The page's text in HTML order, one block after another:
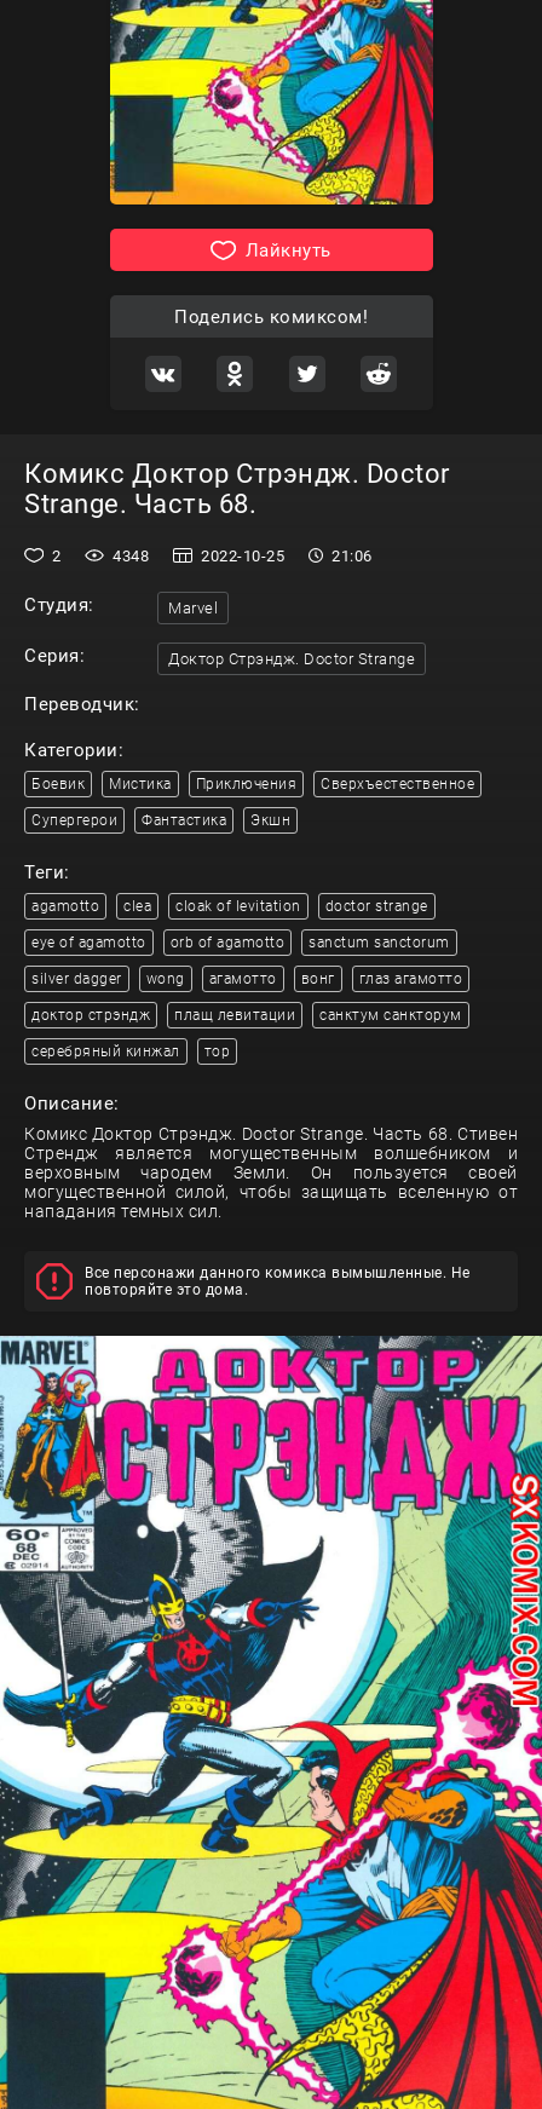
Лайкнуть
Поделись комиксом!
Комикс Доктор Стрэндж. Doctor
Strange. Часть 68.
2 4348 2022-10-25 21:06
Студия: Marvel
Серия: Доктор Стрэндж. Doctor Strange
Переводчик:
Категории:
Боевик Мистика Приключения Сверхъестественное
Супергерои Фантастика Экшн
Теги:
agamotto clea cloak of levitation doctor strange
eye of agamotto orb of agamotto sanctum sanctorum
silver dagger wong агамотто вонг глаз агамотто
доктор стрэндж плащ левитации санктум санкторум
серебряный кинжал тор
Описание:
Комикс Доктор Стрэндж. Doctor Strange. Часть 68. Стивен
Стрендж является могущественным волшебником и
верховным чародем Земли. Он пользуется своей
могущественной силой, чтобы защищать вселенную от
нападания темных сил.
Все персонажи данного комикса вымышленные. Не
повторяйте это дома.